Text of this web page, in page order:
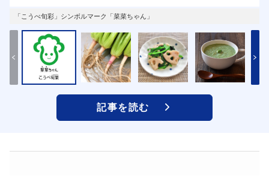
「こうべ旬彩」シンボルマーク「菜菜ちゃん」
記事を読む